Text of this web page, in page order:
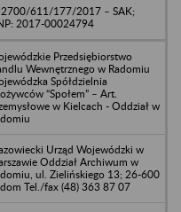
611/177/2017 – SAK;
2017-00024794
Przedsiębiorstwo
Wewnętrznego w Radomiu
Spółdzielnia
“Społem” – Art.
w Kielcach - Oddział w
Urząd Wojewódzki w
Oddział Archiwum w
ul. Zielińskiego 13; 26-600
Tel./fax (48) 363 87 07